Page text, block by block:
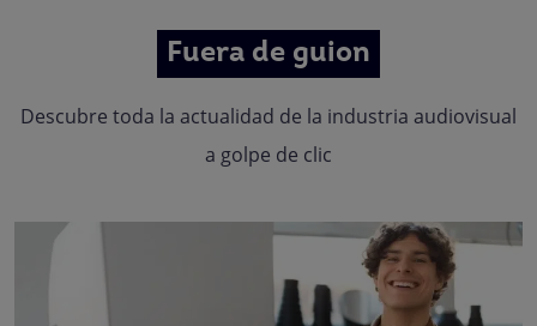
Fuera de guion
Descubre toda la actualidad de la industria audiovisual
a golpe de clic